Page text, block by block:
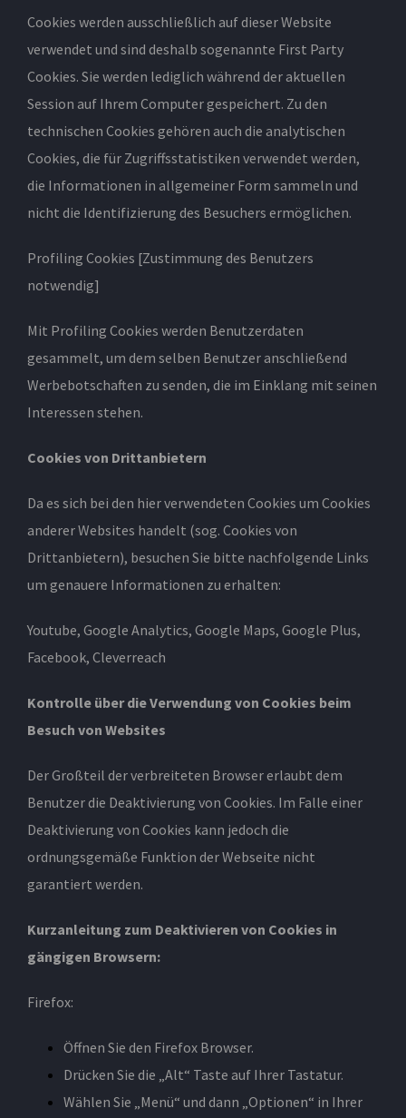
Cookies werden ausschließlich auf dieser Website
verwendet und sind deshalb sogenannte First Party
Cookies. Sie werden lediglich während der aktuellen
Session auf Ihrem Computer gespeichert. Zu den
technischen Cookies gehören auch die analytischen
Cookies, die für Zugriffsstatistiken verwendet werden,
die Informationen in allgemeiner Form sammeln und
nicht die Identifizierung des Besuchers ermöglichen.
Profiling Cookies [Zustimmung des Benutzers
notwendig]
Mit Profiling Cookies werden Benutzerdaten
gesammelt, um dem selben Benutzer anschließend
Werbebotschaften zu senden, die im Einklang mit seinen
Interessen stehen.
Cookies von Drittanbietern
Da es sich bei den hier verwendeten Cookies um Cookies
anderer Websites handelt (sog. Cookies von
Drittanbietern), besuchen Sie bitte nachfolgende Links
um genauere Informationen zu erhalten:
Youtube, Google Analytics, Google Maps, Google Plus,
Facebook, Cleverreach
Kontrolle über die Verwendung von Cookies beim
Besuch von Websites
Der Großteil der verbreiteten Browser erlaubt dem
Benutzer die Deaktivierung von Cookies. Im Falle einer
Deaktivierung von Cookies kann jedoch die
ordnungsgemäße Funktion der Webseite nicht
garantiert werden.
Kurzanleitung zum Deaktivieren von Cookies in
gängigen Browsern:
Firefox:
Öffnen Sie den Firefox Browser.
Drücken Sie die „Alt“ Taste auf Ihrer Tastatur.
Wählen Sie „Menü“ und dann „Optionen“ in Ihrer